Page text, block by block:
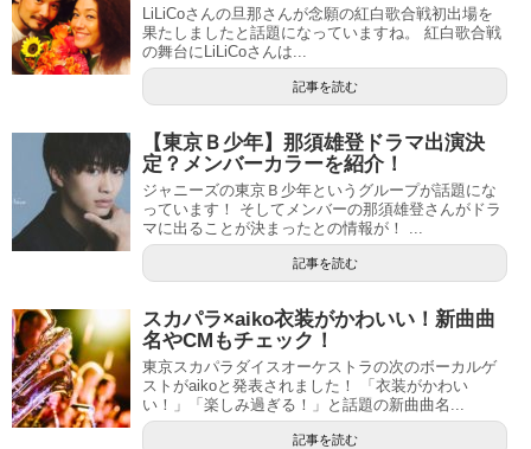
LiLiCoさんの旦那さんが念願の紅白歌合戦初出場を
果たしましたと話題になっていますね。 紅白歌合戦
の舞台にLiLiCoさんは...
記事を読む
【東京Ｂ少年】那須雄登ドラマ出演決
定？メンバーカラーを紹介！
ジャニーズの東京Ｂ少年というグループが話題にな
っています！ そしてメンバーの那須雄登さんがドラ
マに出ることが決まったとの情報が！ ...
記事を読む
スカパラ×aiko衣装がかわいい！新曲曲
名やCMもチェック！
東京スカパラダイスオーケストラの次のボーカルゲ
ストがaikoと発表されました！ 「衣装がかわい
い！」「楽しみ過ぎる！」と話題の新曲曲名...
記事を読む